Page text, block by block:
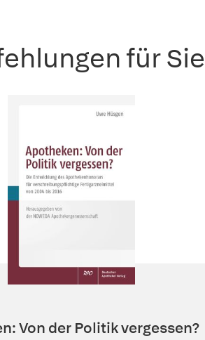
für Sie
Von der Politik vergessen?